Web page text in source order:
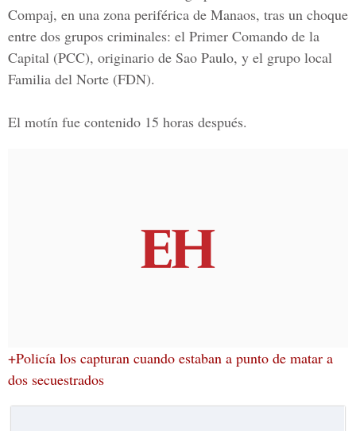
Compaj, en una zona periférica de Manaos, tras un choque
entre dos grupos criminales: el Primer Comando de la
Capital (PCC), originario de Sao Paulo, y el grupo local
Familia del Norte (FDN).
El motín fue contenido 15 horas después.
+Policía los capturan cuando estaban a punto de matar a
dos secuestrados